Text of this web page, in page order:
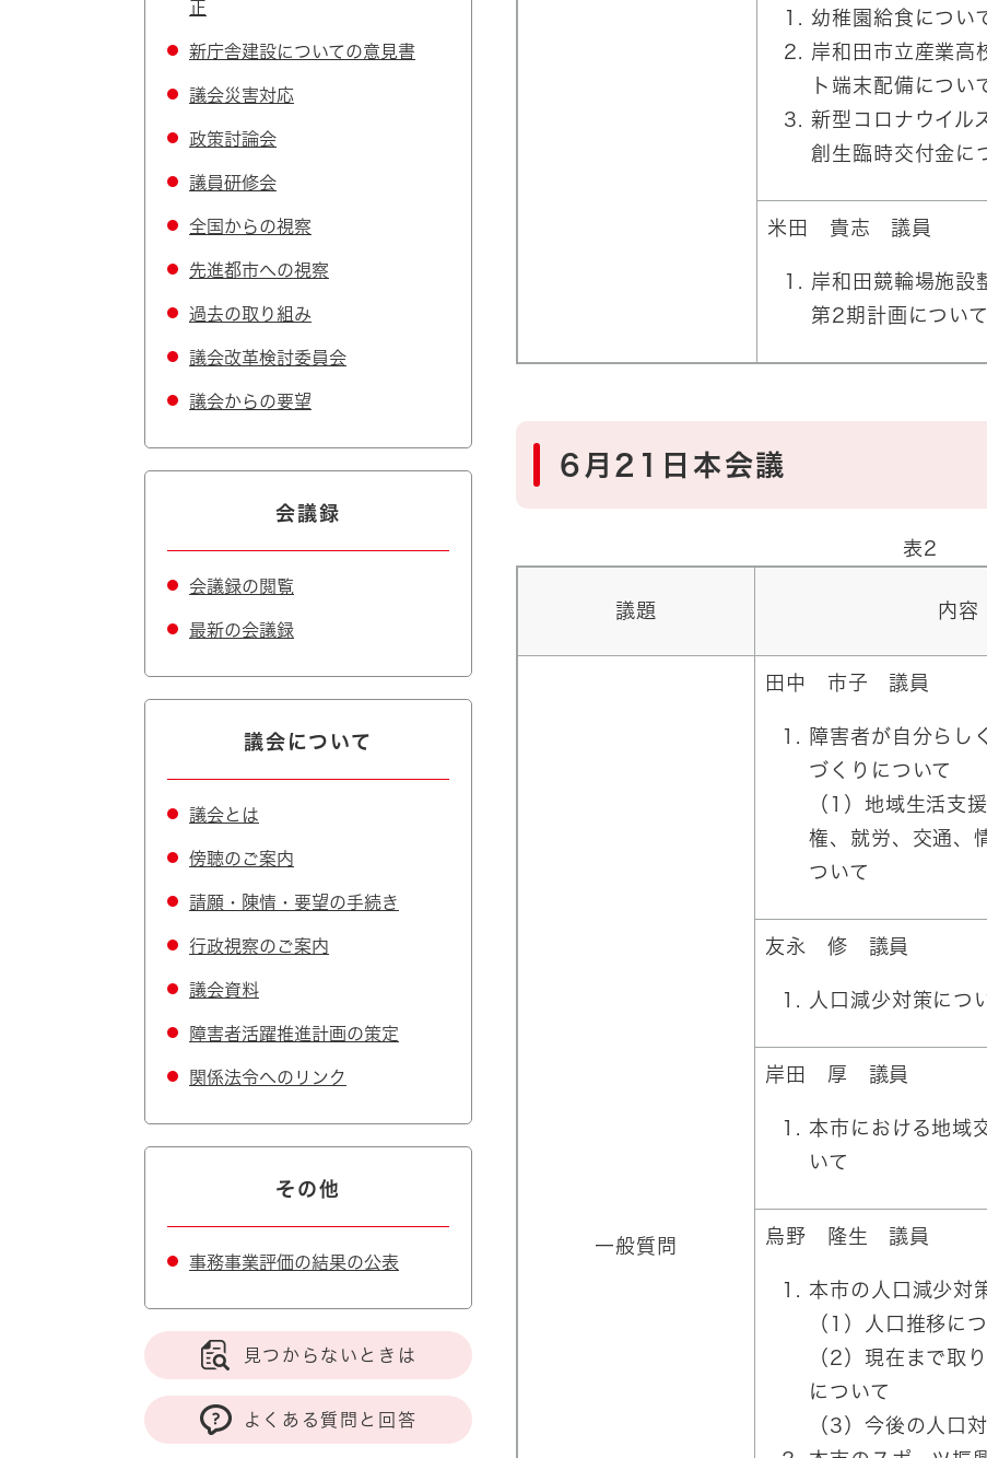
幼稚園給食につい
岸和田市立産業高
ト端末配備につい
新型コロナウイル
創生臨時交付金に
米田 貴志 議員
岸和田競輪場施設
第2期計画について
6月21日本会議
表2
議題 内容
一般質問
田中 市子 議員
障害者が自分らし
づくりについて
（1）地域生活支
権、就労、交通、
ついて
友永 修 議員
人口減少対策につ
岸田 厚 議員
本市における地域
いて
烏野 隆生 議員
本市の人口減少対
（1）人口推移に
（2）現在まで取
について
（3）今後の人口
正
新庁舎建設についての意見書
議会災害対応
政策討論会
議員研修会
全国からの視察
先進都市への視察
過去の取り組み
議会改革検討委員会
議会からの要望
会議録
会議録の閲覧
最新の会議録
議会について
議会とは
傍聴のご案内
請願・陳情・要望の手続き
行政視察のご案内
議会資料
障害者活躍推進計画の策定
関係法令へのリンク
その他
事務事業評価の結果の公表
見つからないときは
よくある質問と回答